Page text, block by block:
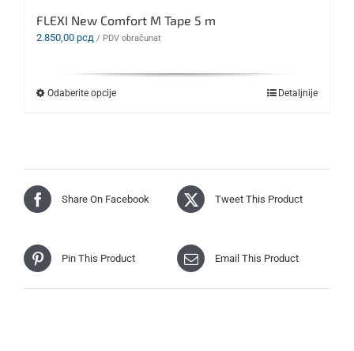
FLEXI New Comfort M Tape 5 m
2.850,00 рсд / PDV obračunat
Odaberite opcijeOvaj
Opcije
biti
proizvoda.
Detaljnije
Share On Facebook Tweet This Product
Pin This Product Email This Product